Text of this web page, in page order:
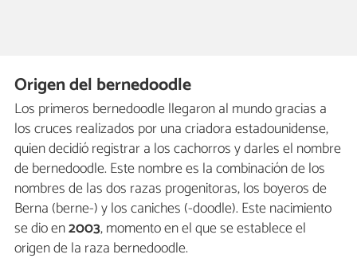
Origen del bernedoodle
Los primeros bernedoodle llegaron al mundo gracias a
los cruces realizados por una criadora estadounidense,
quien decidió registrar a los cachorros y darles el nombre
de bernedoodle. Este nombre es la combinación de los
nombres de las dos razas progenitoras, los boyeros de
Berna (berne-) y los caniches (-doodle). Este nacimiento
se dio en2003, momento en el que se establece el
origen de la raza bernedoodle.